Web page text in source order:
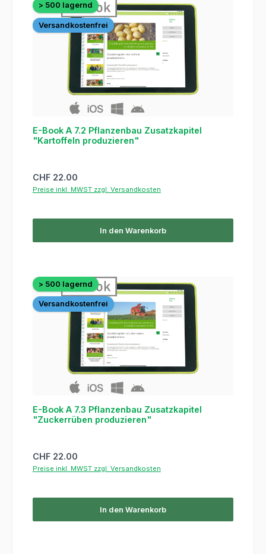
> 500 lagernd
Versandkostenfrei
E-Book A 7.2 Pflanzenbau Zusatzkapitel
"Kartoffeln produzieren"
Regulärer Preis:
CHF 22.00
Preise inkl. MWST zzgl. Versandkosten
In den Warenkorb
> 500 lagernd
Versandkostenfrei
E-Book A 7.3 Pflanzenbau Zusatzkapitel
"Zuckerrüben produzieren"
Regulärer Preis:
CHF 22.00
Preise inkl. MWST zzgl. Versandkosten
In den Warenkorb